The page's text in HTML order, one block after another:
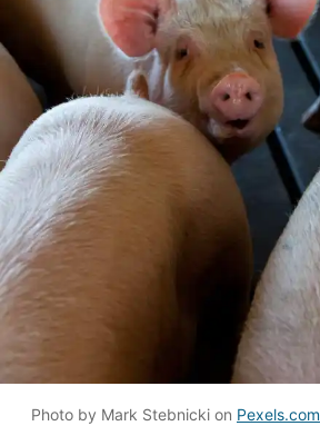
Photo by Mark Stebnicki on Pexels.com